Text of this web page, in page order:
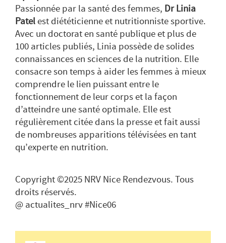
Passionnée par la santé des femmes, Dr Linia
Patel est diététicienne et nutritionniste sportive.
Avec un doctorat en santé publique et plus de
100 articles publiés, Linia possède de solides
connaissances en sciences de la nutrition. Elle
consacre son temps à aider les femmes à mieux
comprendre le lien puissant entre le
fonctionnement de leur corps et la façon
d’atteindre une santé optimale. Elle est
régulièrement citée dans la presse et fait aussi
de nombreuses apparitions télévisées en tant
qu’experte en nutrition.
Copyright ©2025 NRV Nice Rendezvous. Tous
droits réservés.
@ actualites_nrv #Nice06